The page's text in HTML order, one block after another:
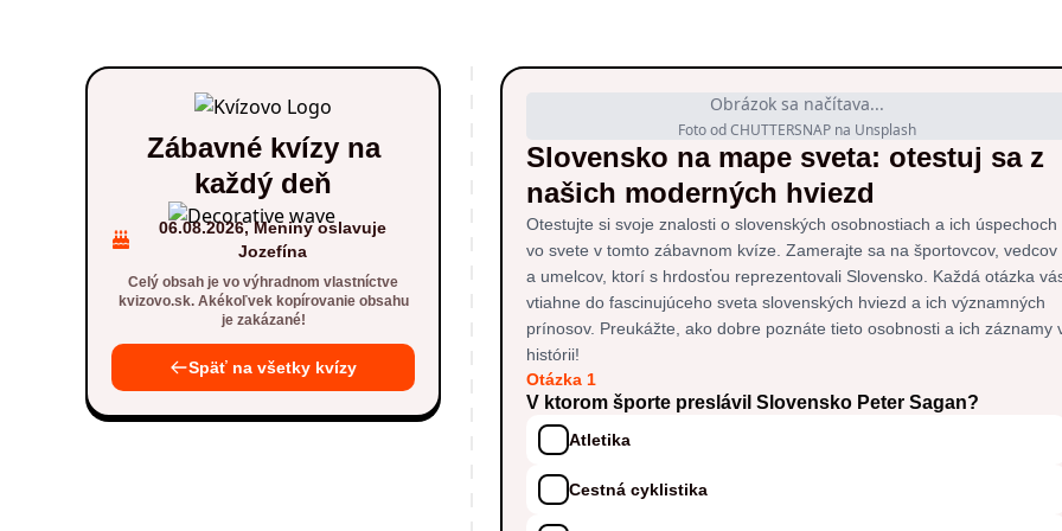
Zábavné kvízy na
každý deň
06.08.2026, Meniny oslavuje
Jozefína
Celý obsah je vo výhradnom vlastníctve
kvizovo.sk. Akékoľvek kopírovanie obsahu
je zakázané!
Späť na všetky kvízy
Obrázok sa načítava...
Foto od CHUTTERSNAP na Unsplash
Slovensko na mape sveta: otestuj sa z
našich moderných hviezd
Otestujte si svoje znalosti o slovenských osobnostiach a ich úspechoch
vo svete v tomto zábavnom kvíze. Zamerajte sa na športovcov, vedcov
a umelcov, ktorí s hrdosťou reprezentovali Slovensko. Každá otázka
vtiahne do fascinujúceho sveta slovenských hviezd a ich významných
prínosov. Preukážte, ako dobre poznáte tieto osobnosti a ich záznamy
histórii!
Otázka 1
V ktorom športe preslávil Slovensko Peter Sagan?
Atletika
Cestná cyklistika